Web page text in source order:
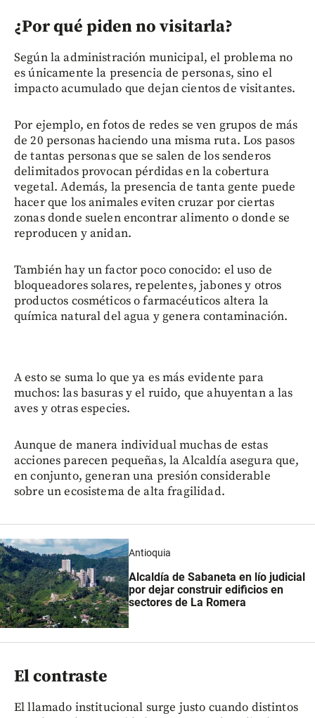
¿Por qué piden no visitarla?
Según la administración municipal, el problema no
es únicamente la presencia de personas, sino el
impacto acumulado que dejan cientos de visitantes.
Por ejemplo, en fotos de redes se ven grupos de más
de 20 personas haciendo una misma ruta. Los pasos
de tantas personas que se salen de los senderos
delimitados provocan pérdidas en la cobertura
vegetal. Además, la presencia de tanta gente puede
hacer que los animales eviten cruzar por ciertas
zonas donde suelen encontrar alimento o donde se
reproducen y anidan.
También hay un factor poco conocido: el uso de
bloqueadores solares, repelentes, jabones y otros
productos cosméticos o farmacéuticos altera la
química natural del agua y genera contaminación.
A esto se suma lo que ya es más evidente para
muchos: las basuras y el ruido, que ahuyentan a las
aves y otras especies.
Aunque de manera individual muchas de estas
acciones parecen pequeñas, la Alcaldía asegura que,
en conjunto, generan una presión considerable
sobre un ecosistema de alta fragilidad.
Antioquia
Alcaldía de Sabaneta en lío judicial
por dejar construir edificios en
sectores de La Romera
El contraste
El llamado institucional surge justo cuando distintos